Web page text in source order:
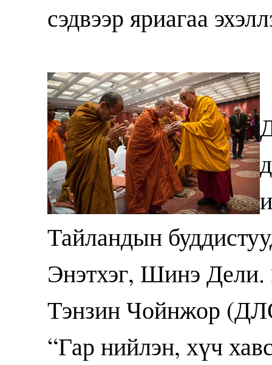
сэдвээр яриагаа
Тайландын
Энэтхэг, Шинэ Дели.
Тэнзин Чойнжор
“Гар нийлэн, хүч